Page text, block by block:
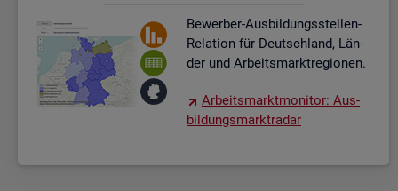
Be­wer­ber-Aus­bil­dungs­stel­len-
Re­la­ti­on für Deutsch­land, Län­
der und Ar­beits­markt­re­gio­nen.
Ar­beits­markt­mo­ni­tor: Aus­
bil­dungs­markt­ra­dar